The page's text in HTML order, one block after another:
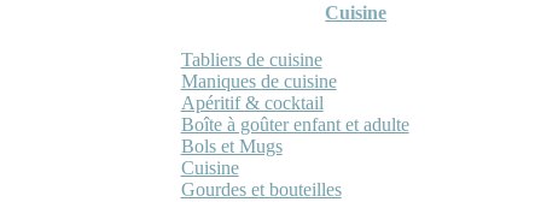
Cuisine
Tabliers de cuisine
Maniques de cuisine
Apéritif & cocktail
Boîte à goûter enfant et adulte
Bols et Mugs
Cuisine
Gourdes et bouteilles